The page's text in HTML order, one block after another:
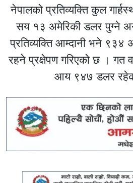
नेपालको प्रतिव्यक्ति कुल
सय १३ अमेरिकी डलर पुग्ने
प्रतिव्यक्ति आम्दानी भने ९३४
रहने प्रक्षेपण गरिएको छ । गत
आय ९४७ डलर